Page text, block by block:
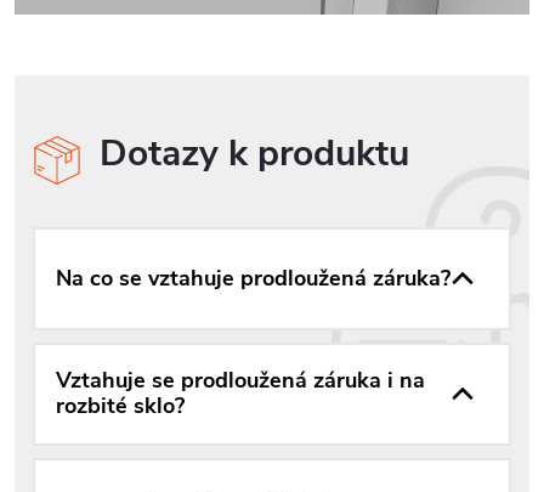
Dotazy k produktu
Na co se vztahuje prodloužená záruka?
Vztahuje se prodloužená záruka i na
rozbité sklo?